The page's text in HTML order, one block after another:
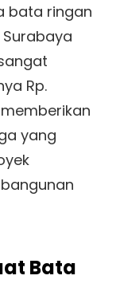
bata ringan
Rp.
yang
Bata